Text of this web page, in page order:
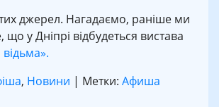
джерел. Нагадаємо, раніше ми
у Дніпрі відбудеться вистава
, Новини | Метки: Афиша